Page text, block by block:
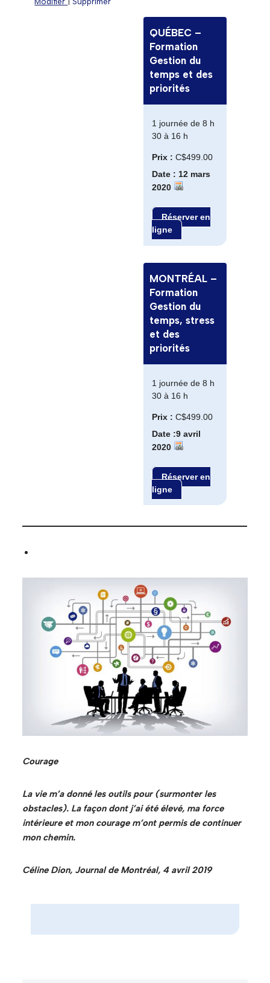
QUÉBEC –
Formation
Gestion du
temps et des
priorités
1 journée de 8 h
30 à 16 h
Prix :C$499.00
Date : 12 mars
2020
Réserver en
ligne
MONTRÉAL –
Formation
Gestion du
temps, stress
et des
priorités
1 journée de 8 h
30 à 16 h
Prix :C$499.00
Date :9 avril
2020
Réserver en
ligne
Courage
La vie m’a donné les outils pour (surmonter les
obstacles). La façon dont j’ai été élevé, ma force
intérieure et mon courage m’ont permis de continuer
mon chemin.
Céline Dion, Journal de Montréal, 4 avril 2019